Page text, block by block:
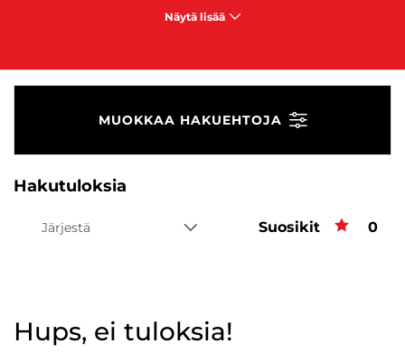
Näytä lisää
MUOKKAA HAKUEHTOJA
Hakutuloksia
Järjestä Suosikit 0
Hups, ei tuloksia!